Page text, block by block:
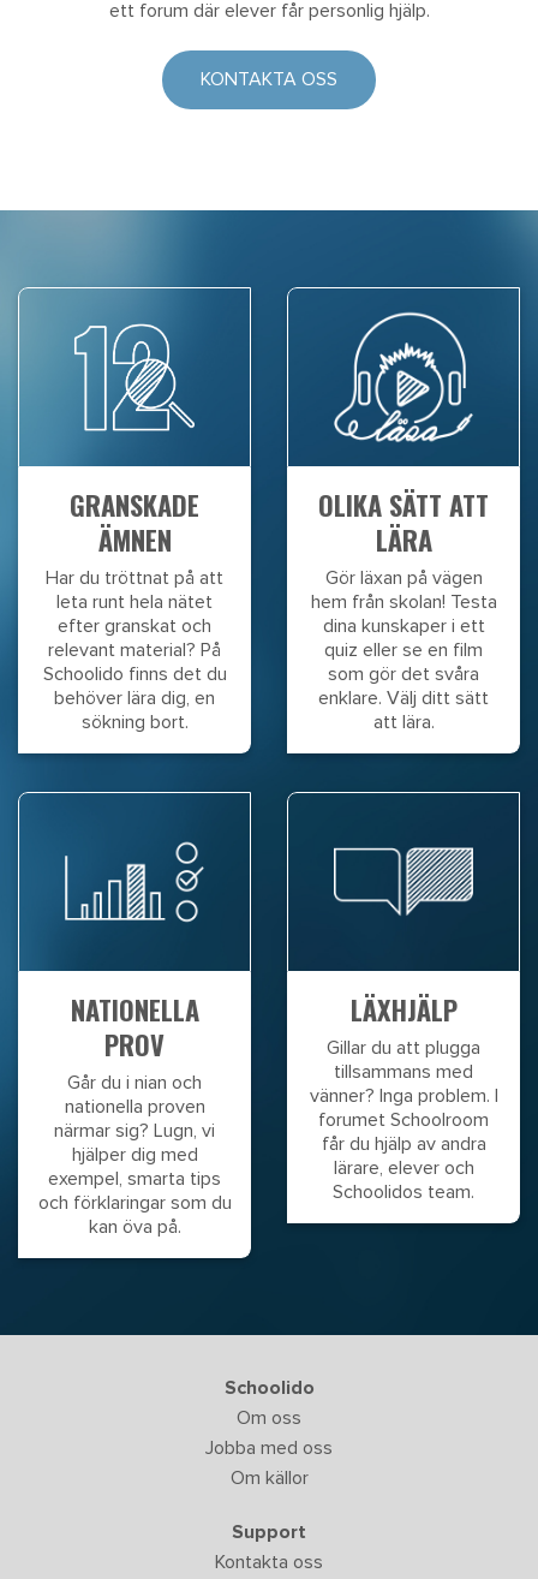
ett forum där elever får personlig hjälp.
KONTAKTA OSS
GRANSKADE
ÄMNEN
Har du tröttnat på att
leta runt hela nätet
efter granskat och
relevant material? På
Schoolido finns det du
behöver lära dig, en
sökning bort.
OLIKA SÄTT ATT
LÄRA
Gör läxan på vägen
hem från skolan! Testa
dina kunskaper i ett
quiz eller se en film
som gör det svåra
enklare. Välj ditt sätt
att lära.
NATIONELLA
PROV
Går du i nian och
nationella proven
närmar sig? Lugn, vi
hjälper dig med
exempel, smarta tips
och förklaringar som du
kan öva på.
LÄXHJÄLP
Gillar du att plugga
tillsammans med
vänner? Inga problem. I
forumet Schoolroom
får du hjälp av andra
lärare, elever och
Schoolidos team.
Schoolido
Om oss
Jobba med oss
Om källor
Support
Kontakta oss